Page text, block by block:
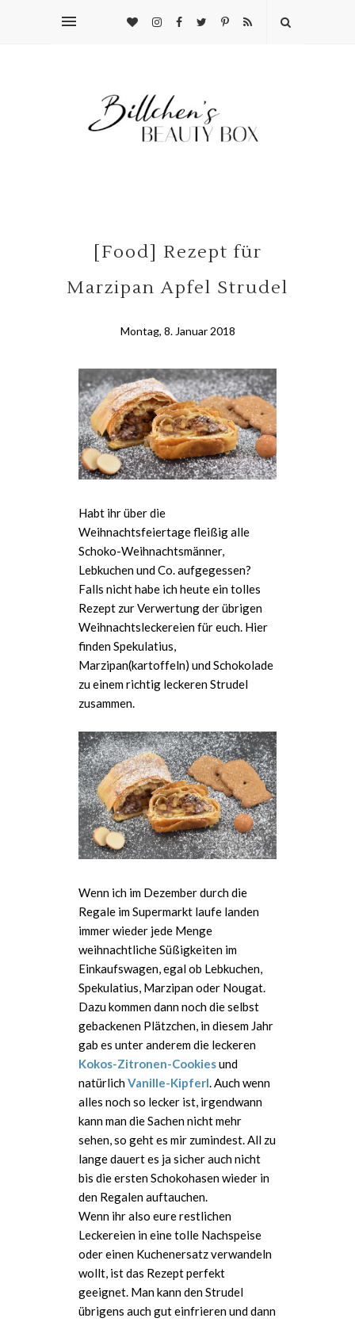
[Food] Rezept für
Marzipan Apfel Strudel
Montag, 8. Januar 2018
Habt ihr über die
Weihnachtsfeiertage fleißig alle
Schoko-Weihnachtsmänner,
Lebkuchen und Co. aufgegessen?
Falls nicht habe ich heute ein tolles
Rezept zur Verwertung der übrigen
Weihnachtsleckereien für euch. Hier
finden Spekulatius,
Marzipan(kartoffeln) und Schokolade
zu einem richtig leckeren Strudel
zusammen.
Wenn ich im Dezember durch die
Regale im Supermarkt laufe landen
immer wieder jede Menge
weihnachtliche Süßigkeiten im
Einkaufswagen, egal ob Lebkuchen,
Spekulatius, Marzipan oder Nougat.
Dazu kommen dann noch die selbst
gebackenen Plätzchen, in diesem Jahr
gab es unter anderem die leckeren
Kokos-Zitronen-Cookiesund
natürlichVanille-Kipferl. Auch wenn
alles noch so lecker ist, irgendwann
kann man die Sachen nicht mehr
sehen, so geht es mir zumindest. All zu
lange dauert es ja sicher auch nicht
bis die ersten Schokohasen wieder in
den Regalen auftauchen.
Wenn ihr also eure restlichen
Leckereien in eine tolle Nachspeise
oder einen Kuchenersatz verwandeln
wollt, ist das Rezept perfekt
geeignet. Man kann den Strudel
übrigens auch gut einfrieren und dann